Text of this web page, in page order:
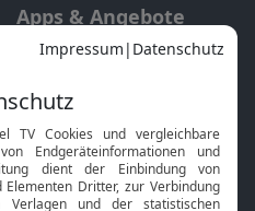
Apps & Angebote
Mobile App
Smart TV
HbbTV
Bibelthek Online-Bibel